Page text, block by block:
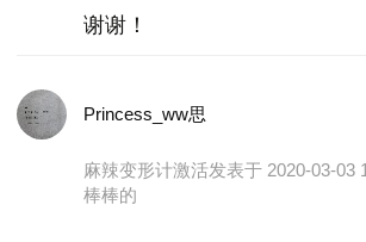
-- 假装自己是各种小动物：像小豚鼠
一样把沙发靠枕放兔奶奶的南瓜滚到
像小猴子一样在家长的保护下去拿
谢谢！
Princess_ww思
麻辣变形计激活发表于 2020-03-03
棒棒的